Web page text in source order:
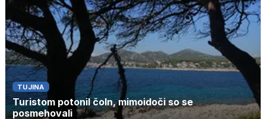
TUJINA
Turistom potonil čoln, mimoidoči so se
posmehovali